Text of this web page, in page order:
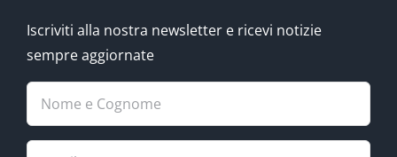
Iscriviti alla nostra newsletter e ricevi notizie
sempre aggiornate